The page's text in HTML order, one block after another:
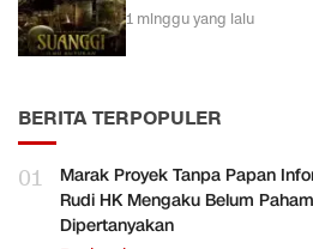
1 minggu yang lalu
BERITA TERPOPULER
01
Marak Proyek Tanpa Papan
Rudi HK Mengaku Belum
Dipertanyakan